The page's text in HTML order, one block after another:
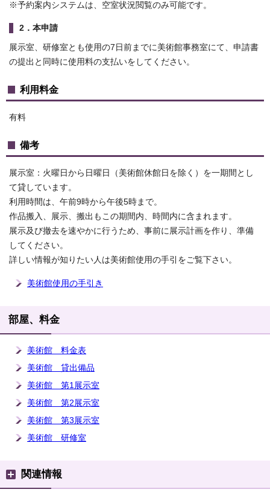
※予約案内システムは、空室状況閲覧のみ可能です。
2．本申請
展示室、研修室とも使用の7日前までに美術館事務室にて、申請書
の提出と同時に使用料の支払いをしてください。
利用料金
有料
備考
展示室：火曜日から日曜日（美術館休館日を除く）を一期間とし
て貸しています。
利用時間は、午前9時から午後5時まで。
作品搬入、展示、搬出もこの期間内、時間内に含まれます。
展示及び撤去を速やかに行うため、事前に展示計画を作り、準備
してください。
詳しい情報が知りたい人は美術館使用の手引をご覧下さい。
美術館使用の手引き
部屋、料金
美術館 料金表
美術館 貸出備品
美術館 第1展示室
美術館 第2展示室
美術館 第3展示室
美術館 研修室
関連情報